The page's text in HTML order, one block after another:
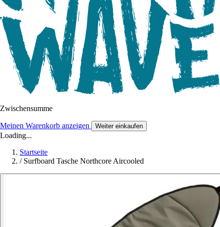
Zwischensumme
Meinen Warenkorb anzeigen Weiter einkaufen
Loading...
Startseite
/ Surfboard Tasche Northcore Aircooled